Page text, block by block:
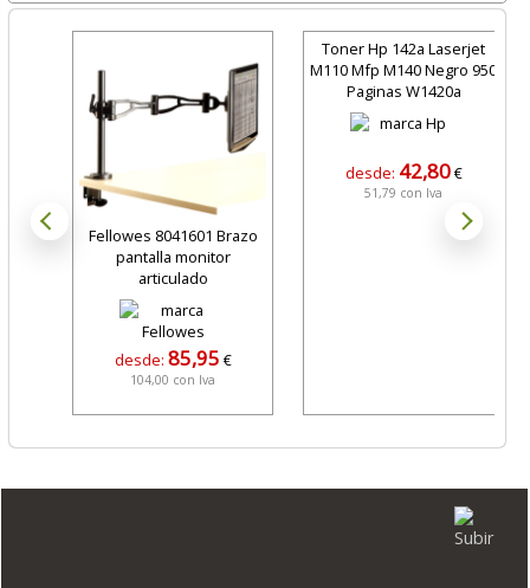
Fellowes 8041601 Brazo
pantalla monitor
articulado
desde: 85,95 €
104,00 con Iva
Toner Hp 142a Laserjet
M110 Mfp M140 Negro 950
Paginas W1420a
desde: 42,80€
51,79 con Iva